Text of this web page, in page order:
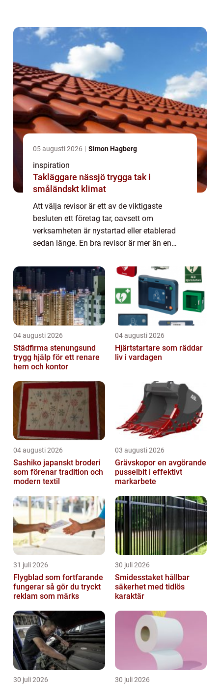
05 augusti 2026 Simon Hagberg
inspiration
Takläggare nässjö trygga tak i
småländskt klimat
Att välja revisor är ett av de viktigaste
besluten ett företag tar, oavsett om
verksamheten är nystartad eller etablerad
sedan länge. En bra revisor är mer än en
skapa trygghet, visa risker i tid och bidr...
04 augusti 2026
Städfirma stenungsund
trygg hjälp för ett renare
hem och kontor
04 augusti 2026
Hjärtstartare som räddar
liv i vardagen
04 augusti 2026
Sashiko japanskt broderi
som förenar tradition och
modern textil
03 augusti 2026
Grävskopor en avgörande
pusselbit i effektivt
markarbete
31 juli 2026
Flygblad som fortfarande
fungerar så gör du tryckt
reklam som märks
30 juli 2026
Smidesstaket hållbar
säkerhet med tidlös
karaktär
30 juli 2026 30 juli 2026